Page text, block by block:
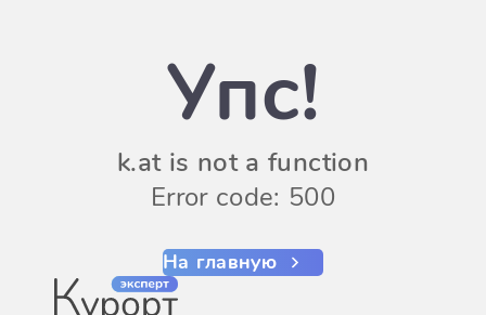
Упс!
k.at is not a function
Error code: 500
На главную